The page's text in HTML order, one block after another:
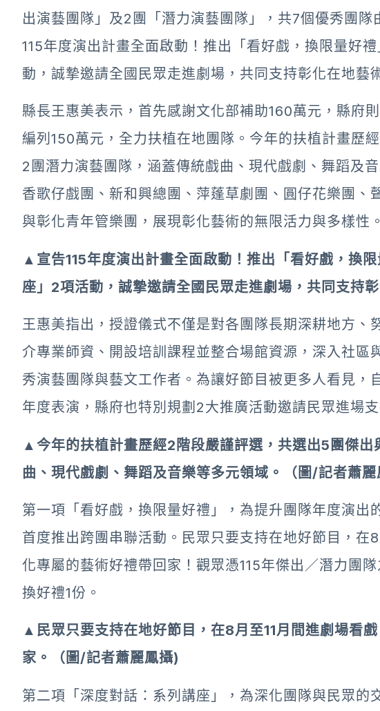
出演藝團隊」及2團「潛力演藝團隊」，共7個優秀團
115年度演出計畫全面啟動！推出「看好戲，換限量好
動，誠摯邀請全國民眾走進劇場，共同支持彰化在地藝
縣長王惠美表示，首先感謝文化部補助160萬元，縣府
編列150萬元，全力扶植在地團隊。今年的扶植計畫歷
2團潛力演藝團隊，涵蓋傳統戲曲、現代戲劇、舞蹈及
香歌仔戲團、新和興總團、萍蓬草劇團、圓仔花樂團、
與彰化青年管樂團，展現彰化藝術的無限活力與多樣性。
▲宣告115年度演出計畫全面啟動！推出「看好戲，換
座」2項活動，誠摯邀請全國民眾走進劇場，共同支持
王惠美指出，授證儀式不僅是對各團隊長期深耕地方、
介專業師資、開設培訓課程並整合場館資源，深入社區
秀演藝團隊與藝文工作者。為讓好節目被更多人看見，
年度表演，縣府也特別規劃2大推廣活動邀請民眾進場支
▲今年的扶植計畫歷經2階段嚴謹評選，共選出5團傑出
曲、現代戲劇、舞蹈及音樂等多元領域。（圖/記者蕭麗
第一項「看好戲，換限量好禮」，為提升團隊年度演出
首度推出跨團串聯活動。民眾只要支持在地好節目，在
化專屬的藝術好禮帶回家！觀眾憑115年傑出／潛力團
換好禮1份。
▲民眾只要支持在地好節目，在8月至11月間進劇場看
家。（圖/記者蕭麗鳳攝)
第二項「深度對話：系列講座」，為深化團隊與民眾的